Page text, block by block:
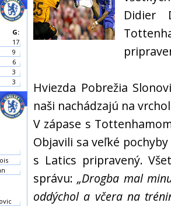
Didier
Hviezda Pobrežia
naši nachádzajú na
V zápase s
Objavili sa veľké
s Latics pripravený.
správu:„Drogba mal
oddýchol a včera na
G:
17
9
6
3
3